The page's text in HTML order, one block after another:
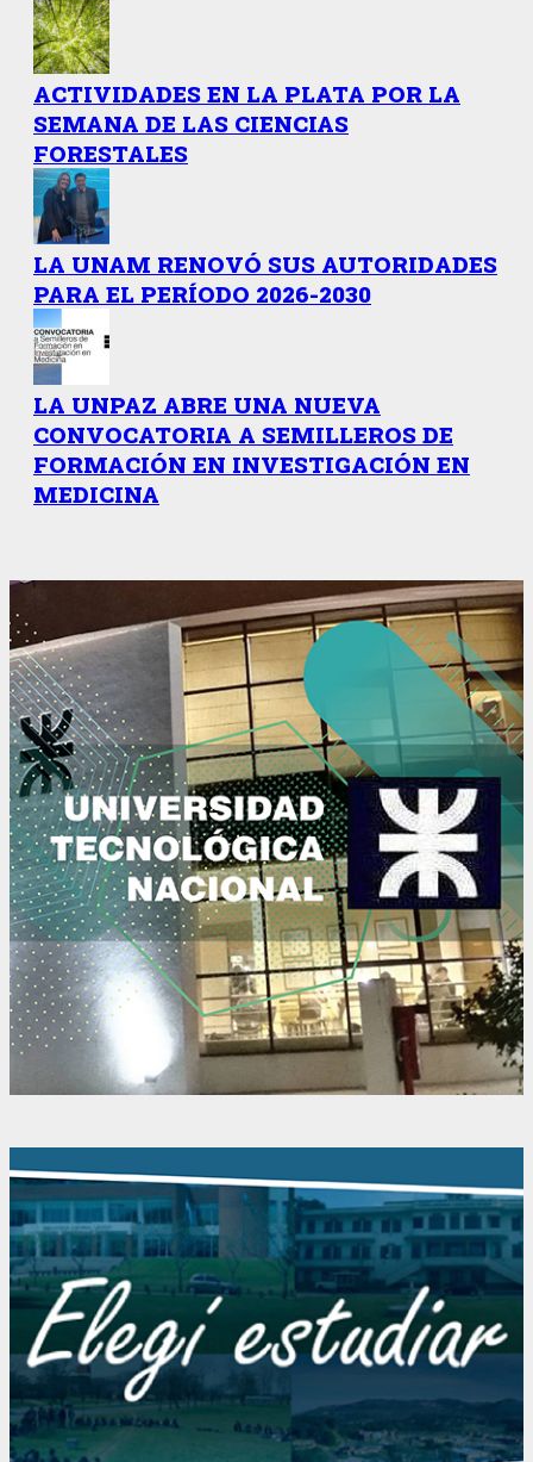
ACTIVIDADES EN LA PLATA POR LA
SEMANA DE LAS CIENCIAS
FORESTALES
LA UNAM RENOVÓ SUS AUTORIDADES
PARA EL PERÍODO 2026-2030
LA UNPAZ ABRE UNA NUEVA
CONVOCATORIA A SEMILLEROS DE
FORMACIÓN EN INVESTIGACIÓN EN
MEDICINA